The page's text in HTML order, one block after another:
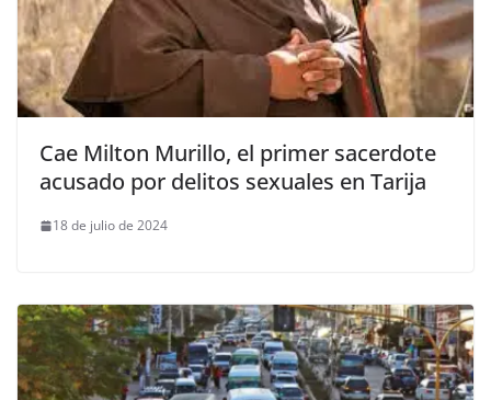
Cae Milton Murillo, el primer sacerdote
acusado por delitos sexuales en Tarija
18 de julio de 2024